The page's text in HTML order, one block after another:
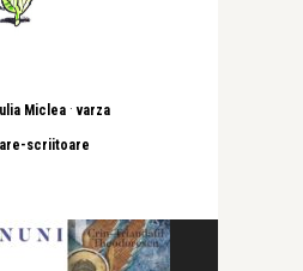
Iulia Miclea ·varza
scriitoare